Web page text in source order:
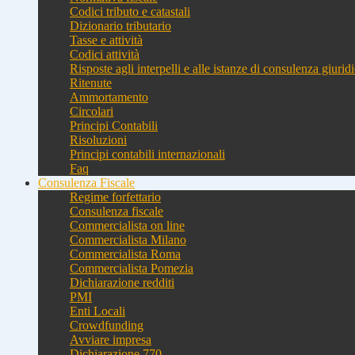
Codici tributo e catastali
Dizionario tributario
Tasse e attività
Codici attività
Risposte agli interpelli e alle istanze di consulenza
Ritenute
Ammortamento
Circolari
Principi Contabili
Risoluzioni
Principi contabili internazionali
Faq
Consulenza Fiscale
Regime forfettario
Consulenza fiscale
Commercialista on line
Commercialista Milano
Commercialista Roma
Commercialista Pomezia
Dichiarazione redditi
PMI
Enti Locali
Crowdfunding
Avviare impresa